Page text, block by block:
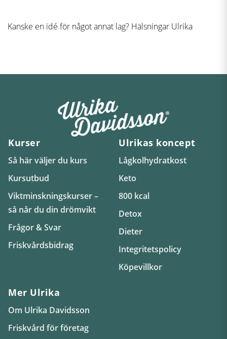
Kanske en idé för något annat lag? Hälsningar Ulrika
Kurser
Så här väljer du kurs
Kursutbud
Viktminskningskurser –
så når du din drömvikt
Frågor & Svar
Friskvårdsbidrag
Ulrikas koncept
Lågkolhydratkost
Keto
800 kcal
Detox
Dieter
Integritetspolicy
Köpevillkor
Mer Ulrika
Om Ulrika Davidsson
Friskvård för företag